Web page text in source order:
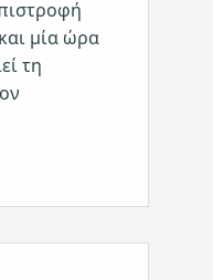
μία ώρα
τη